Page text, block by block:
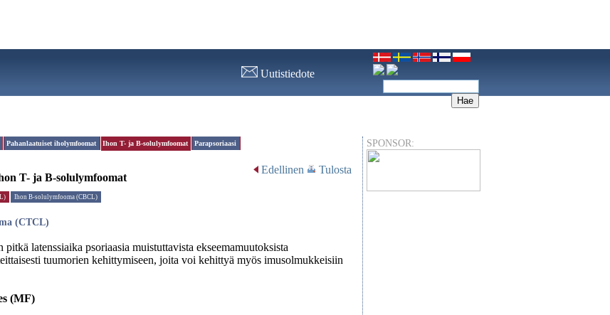
Uutistiedote
Pahanlaatuiset iholymfoomat Ihon T- ja B-solulymfoomat Parapsoriaasi
Edellinen Tulosta
T- ja B-solulymfoomat
Ihon B-solulymfooma (CBCL)
(CTCL)
latenssiaika psoriaasia muistuttavista ekseemamuutoksista
tuumorien kehittymiseen, joita voi kehittyä myös imusolmukkeisiin
(MF)
SPONSOR: